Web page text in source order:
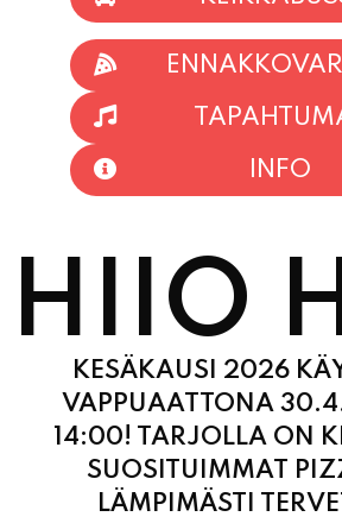
INFO
HIIO
KESÄKAUSI 2026
VAPPUAATTONA
14:00! TARJOLLA ON
SUOSITUIMMAT
LÄMPIMÄSTI